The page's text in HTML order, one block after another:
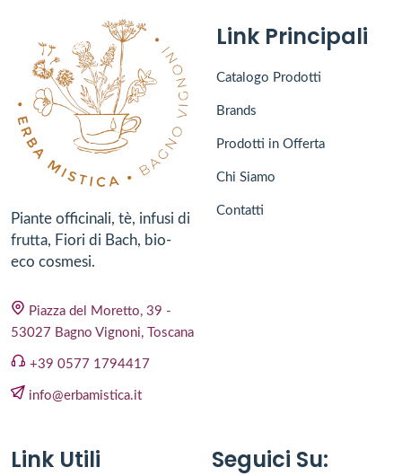
Piante officinali, tè, infusi di
frutta, Fiori di Bach, bio-
eco cosmesi.
Piazza del Moretto, 39 -
53027 Bagno Vignoni, Toscana
+39 0577 1794417
info@erbamistica.it
Link Principali
Catalogo Prodotti
Brands
Prodotti in Offerta
Chi Siamo
Contatti
Link Utili Seguici Su: